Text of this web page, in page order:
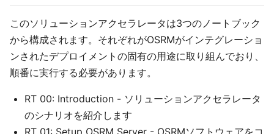
このソリューションアクセラレータは3つのノートブック
から構成されます。それぞれがOSRMがインテグレーショ
ンされたデプロイメントの固有の用途に取り組んでおり、
順番に実行する必要があります。
RT 00: Introduction - ソリューションアクセラレータ
のシナリオを紹介します
RT 01: Setup OSRM Server - OSRMソフトウェアをコ